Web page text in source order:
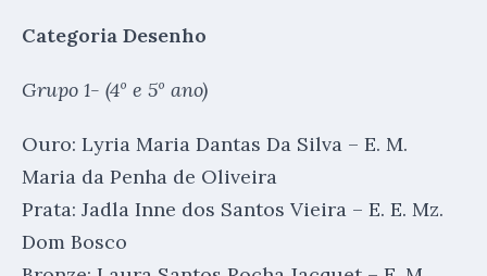
Categoria Desenho
Grupo 1- (4º e 5º ano)
Ouro: Lyria Maria Dantas Da Silva – E. M.
Maria da Penha de Oliveira
Prata: Jadla Inne dos Santos Vieira – E. E. Mz.
Dom Bosco